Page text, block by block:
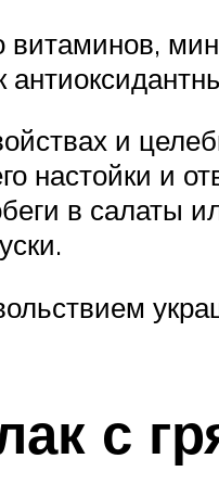
витаминов,
и
настойки и
в салаты
с